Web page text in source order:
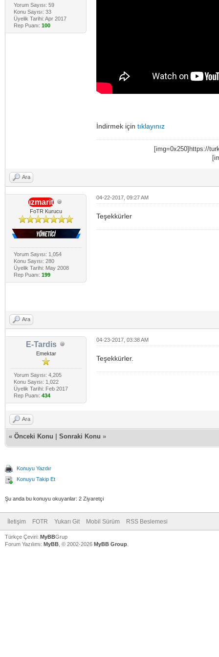
Yorum Sayısı: 59
Konu Sayısı: 33
Üyelik Tarihi: Apr 2017
Rep Puanı: 100
İndirmek için tıklayınız
[img=0x250]https://
Ara
ızmarit
FoTR Kurucu
Yorum Sayısı: 1,054
Konu Sayısı: 280
Üyelik Tarihi: May 2008
Rep Puanı: 199
04-22-2017, 09:27 AM
Teşekkürler
Ara
E-Tardis
Emektar
Yorum Sayısı: 4,205
Konu Sayısı: 1,022
Üyelik Tarihi: Feb 2017
Rep Puanı: 434
04-23-2017, 03:38 AM
Teşekkürler.
Ara
« Önceki Konu Sonraki Konu »
Konuyu Yazdır
Konuyu Takip Et
Şu anda bu konuyu okuyanlar: 2 Ziyaretçi
İletişim FOTR Yukarı Git Mobil Sürüm RSS Beslemesi
Türkçe Çeviri: MyBBGrup
Forum Yazılımı: MyBB , © 2002-2026 MyBB Group